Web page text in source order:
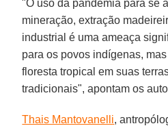
"O uso da pandemia para se
mineração, extração
industrial é uma ameaça
para os povos indígenas,
floresta tropical em suas
tradicionais", apontam os
Thais Mantovanelli,